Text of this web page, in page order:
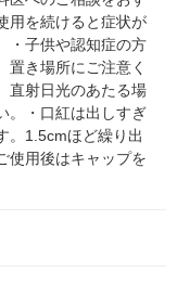
用を続けると症状が
・子供や認知症の方
置き場所にご注意く
直射日光のあたる場
。・口紅は出しすぎ
。1.5cmほど繰り出
使用後はキャップを